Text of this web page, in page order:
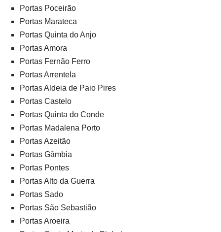
Portas Poceirão
Portas Marateca
Portas Quinta do Anjo
Portas Amora
Portas Fernão Ferro
Portas Arrentela
Portas Aldeia de Paio Pires
Portas Castelo
Portas Quinta do Conde
Portas Madalena Porto
Portas Azeitão
Portas Gâmbia
Portas Pontes
Portas Alto da Guerra
Portas Sado
Portas São Sebastião
Portas Aroeira